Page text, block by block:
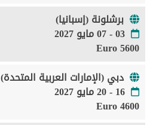
برشلونة (إسبانيا)
03 - 07 مايو 2027
5600 Euro
دبي (الإمارات العربية المتحدة)
16 - 20 مايو 2027
4600 Euro